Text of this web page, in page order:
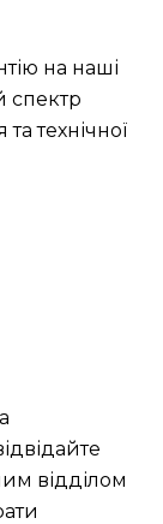
на наші
спектр
технічної
відділом